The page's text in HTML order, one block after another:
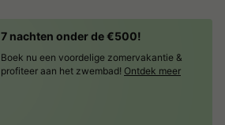
7 nachten onder de €500!
Boek nu een voordelige zomervakantie &
profiteer aan het zwembad! Ontdek meer